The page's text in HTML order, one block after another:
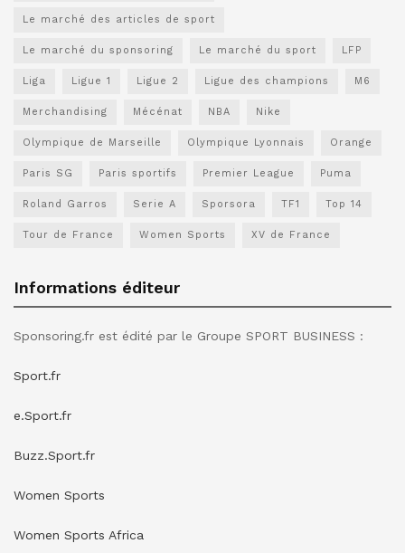
Le marché des articles de sport
Le marché du sponsoring Le marché du sport LFP
Liga Ligue 1 Ligue 2 Ligue des champions M6
Merchandising Mécénat NBA Nike
Olympique de Marseille Olympique Lyonnais Orange
Paris SG Paris sportifs Premier League Puma
Roland Garros Serie A Sporsora TF1 Top 14
Tour de France Women Sports XV de France
Informations éditeur
Sponsoring.fr est édité par le Groupe SPORT BUSINESS :
Sport.fr
e.Sport.fr
Buzz.Sport.fr
Women Sports
Women Sports Africa